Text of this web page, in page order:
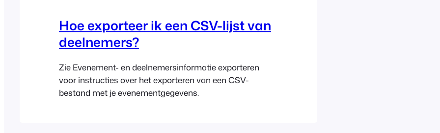
Hoe exporteer ik een CSV-lijst van
deelnemers?
Zie Evenement- en deelnemersinformatie exporteren
voor instructies over het exporteren van een CSV-
bestand met je evenementgegevens.